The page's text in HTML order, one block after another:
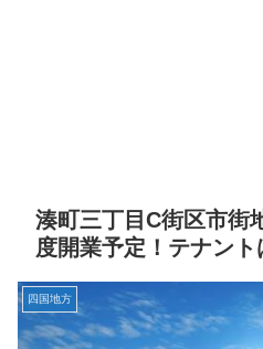
湊町三丁目C街区市街
度開業予定！テナント
四国地方